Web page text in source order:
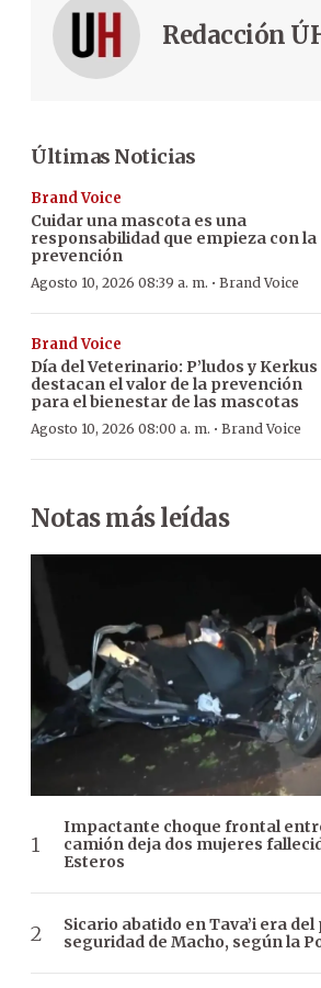
Redacción
Últimas Noticias
Brand Voice
Cuidar una mascota es una
responsabilidad que empieza con la
prevención
Agosto 10, 2026 08:39 a. m. · Brand Voice
Brand Voice
Día del Veterinario: P’ludos y Kerkus
destacan el valor de la prevención
para el bienestar de las mascotas
Agosto 10, 2026 08:00 a. m. · Brand Voice
Notas más leídas
Impactante choque frontal
camión deja dos mujeres
Esteros
Sicario abatido en Tava’i era
seguridad de Macho, según la